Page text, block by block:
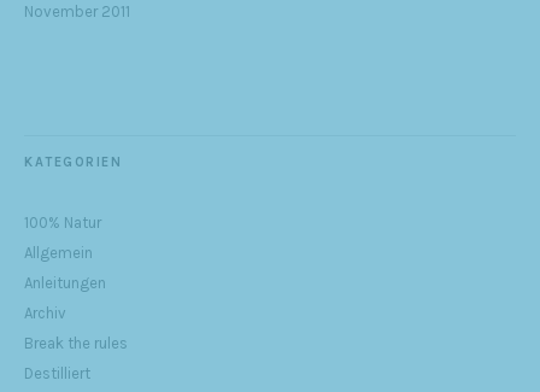
November 2011
KATEGORIEN
100% Natur
Allgemein
Anleitungen
Archiv
Break the rules
Destilliert